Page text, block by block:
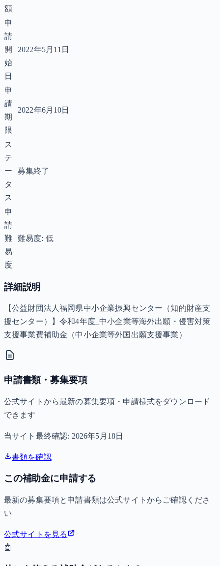
額
申
請
開
始
日
2022年5月11日
申
請
期
限
2022年6月10日
ス
テ
ー
タ
ス
募集終了
申
請
難
易
度
難易度: 低
詳細説明
【公益財団法人福岡県中小企業振興センター（知的財産支
援センター）】令和4年度_中小企業等海外出願・侵害対策
支援事業費補助金（中小企業等外国出願支援事業）
申請書類・募集要項
公式サイトから最新の募集要項・申請様式をダウンロード
できます
当サイト最終確認: 2026年5月18日
書類を確認
この補助金に申請する
最新の募集要項と申請書類は公式サイトからご確認くださ
い
公式サイトを見る
🤖